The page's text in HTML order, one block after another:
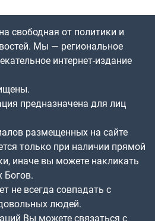
свободная от политики и
Мы — региональное
интернет-издание
предназначена для лиц
размещенных на сайте
только при наличии прямой
иначе вы можете накликать
Богов.
не всегда совпадать с
людей.
Вы можете связаться с